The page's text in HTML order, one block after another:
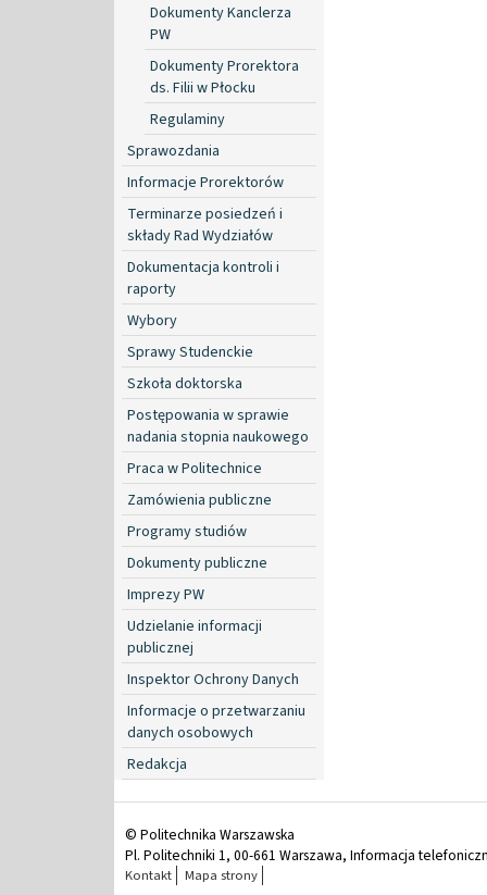
Dokumenty Kanclerza
PW
Dokumenty Prorektora
ds. Filii w Płocku
Regulaminy
Sprawozdania
Informacje Prorektorów
Terminarze posiedzeń i
składy Rad Wydziałów
Dokumentacja kontroli i
raporty
Wybory
Sprawy Studenckie
Szkoła doktorska
Postępowania w sprawie
nadania stopnia naukowego
Praca w Politechnice
Zamówienia publiczne
Programy studiów
Dokumenty publiczne
Imprezy PW
Udzielanie informacji
publicznej
Inspektor Ochrony Danych
Informacje o przetwarzaniu
danych osobowych
Redakcja
© Politechnika Warszawska
Pl. Politechniki 1, 00-661 Warszawa, Informacja
Kontakt Mapa strony